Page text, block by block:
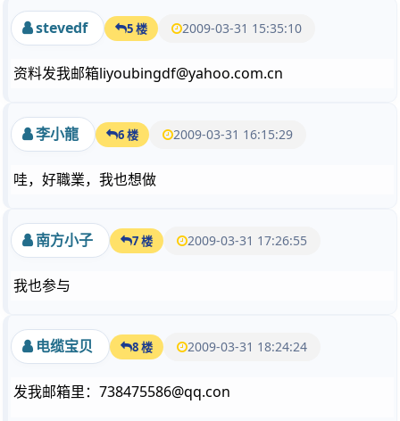
stevedf 5 楼 2009-03-31 15:35:10
资料发我邮箱liyoubingdf@yahoo.com.cn
李小龍 6 楼 2009-03-31 16:15:29
哇，好職業，我也想做
南方小子 7 楼 2009-03-31 17:26:55
我也参与
电缆宝贝 8 楼 2009-03-31 18:24:24
发我邮箱里：738475586@qq.con